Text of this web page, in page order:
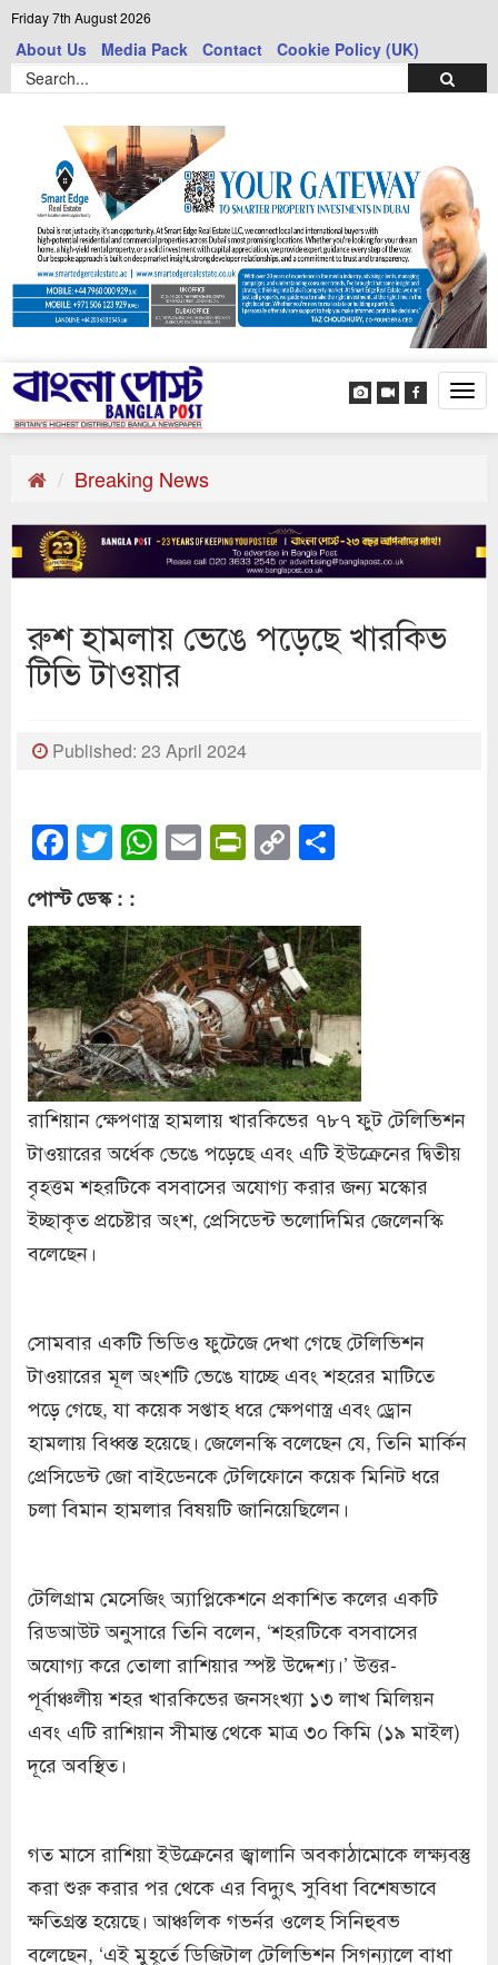
Friday 7th August 2026
About Us Media Pack Contact Cookie Policy (UK)
Breaking News
রুশ হামলায় ভেঙে পড়েছে খারকিভ
টিভি টাওয়ার
Published: 23 April 2024
Facebook
Twitter
WhatsApp
EmailPrintFriendly
Copy
Link
পোস্ট ডেস্ক : :
রাশিয়ান ক্ষেপণাস্ত্র হামলায় খারকিভের ৭৮৭ ফুট টেলিভিশন
টাওয়ারের অর্ধেক ভেঙে পড়েছে এবং এটি ইউক্রেনের দ্বিতীয়
বৃহত্তম শহরটিকে বসবাসের অযোগ্য করার জন্য মস্কোর
ইচ্ছাকৃত প্রচেষ্টার অংশ, প্রেসিডেন্ট ভলোদিমির জেলেনস্কি
বলেছেন।
সোমবার একটি ভিডিও ফুটেজে দেখা গেছে টেলিভিশন
টাওয়ারের মূল অংশটি ভেঙে যাচ্ছে এবং শহরের মাটিতে
পড়ে গেছে, যা কয়েক সপ্তাহ ধরে ক্ষেপণাস্ত্র এবং ড্রোন
হামলায় বিধ্বস্ত হয়েছে। জেলেনস্কি বলেছেন যে, তিনি মার্কিন
প্রেসিডেন্ট জো বাইডেনকে টেলিফোনে কয়েক মিনিট ধরে
চলা বিমান হামলার বিষয়টি জানিয়েছিলেন।
টেলিগ্রাম মেসেজিং অ্যাপ্লিকেশনে প্রকাশিত কলের একটি
রিডআউট অনুসারে তিনি বলেন, ‘শহরটিকে বসবাসের
অযোগ্য করে তোলা রাশিয়ার স্পষ্ট উদ্দেশ্য।’ উত্তর-
পূর্বাঞ্চলীয় শহর খারকিভের জনসংখ্যা ১৩ লাখ মিলিয়ন
এবং এটি রাশিয়ান সীমান্ত থেকে মাত্র ৩০ কিমি (১৯ মাইল)
দূরে অবস্থিত।
গত মাসে রাশিয়া ইউক্রেনের জ্বালানি অবকাঠামোকে লক্ষ্যবস্তু
করা শুরু করার পর থেকে এর বিদ্যুৎ সুবিধা বিশেষভাবে
ক্ষতিগ্রস্ত হয়েছে। আঞ্চলিক গভর্নর ওলেহ সিনিহুবভ
বলেছেন, ‘এই মুহূর্তে ডিজিটাল টেলিভিশন সিগন্যালে বাধা